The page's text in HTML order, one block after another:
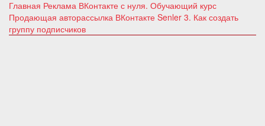
Главная Реклама ВКонтакте с нуля. Обучающий курс
Продающая авторассылка ВКонтакте Senler 3. Как создать
группу подписчиков